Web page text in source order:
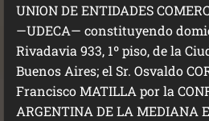
UNION DE ENTIDADES
—UDECA— constituyendo
Rivadavia 933, 1º piso, de la
Buenos Aires; el Sr. Osvaldo
Francisco MATILLA por la
ARGENTINA DE LA MEDIANA